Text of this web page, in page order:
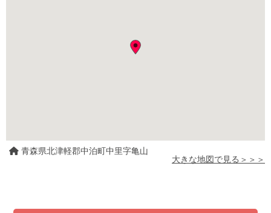
青森県北津軽郡中泊町中里字亀山
大きな地図で見る＞＞＞